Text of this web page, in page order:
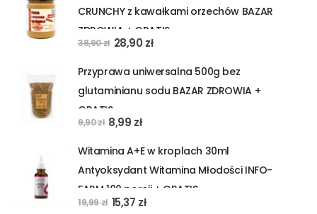
CRUNCHY z kawałkami orzechów BAZAR
ZDROWIA + GRATIS
38,90zł Pierwotna
wynosiła:
38,90 zł.
28,90 złAktualna
wynosi:
28,90 zł.
Przyprawa uniwersalna 500g bez
glutaminianu sodu BAZAR ZDROWIA +
GRATIS
9,90zł Pierwotna
wynosiła:
9,90 zł.
8,99 złAktualna
wynosi:
8,99 zł.
Witamina A+E w kroplach 30ml
Antyoksydant Witamina Młodości INFO-
FARM 180 porcji + GRATIS
19,99zł Pierwotna
15,37 złAktualna